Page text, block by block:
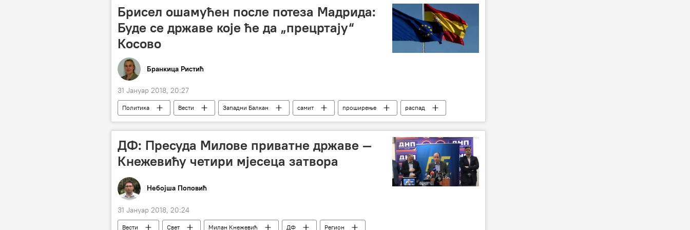
Брисел ошамућен после потеза Мадрида:
Буде се државе које ће да „прецртају“
Косово
Бранкица Ристић
31 Јануар 2018, 20:27
Политика Вести Западни Балкан самит проширење
распад
чланице ЕУ
признање независности Косова
нон пејпер
ДФ: Пресуда Милове приватне државе —
Кнежевићу четири мјесеца затвора
Небојша Поповић
31 Јануар 2018, 20:24
Вести Свет Милан Кнежевић ДФ Регион